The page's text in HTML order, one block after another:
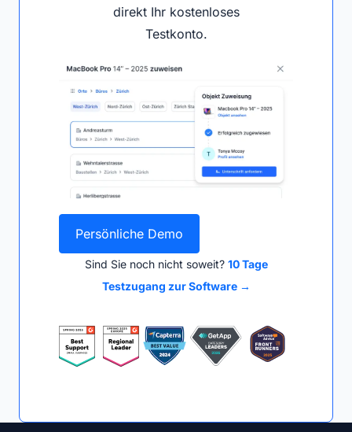
direkt Ihr kostenloses
Testkonto.
Persönliche Demo
Sind Sie noch nicht soweit? 10 Tage
Testzugang zur Software →